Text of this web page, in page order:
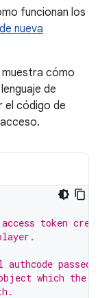
funcionan los
nueva
cómo
de
el código de
token
authcode
which the